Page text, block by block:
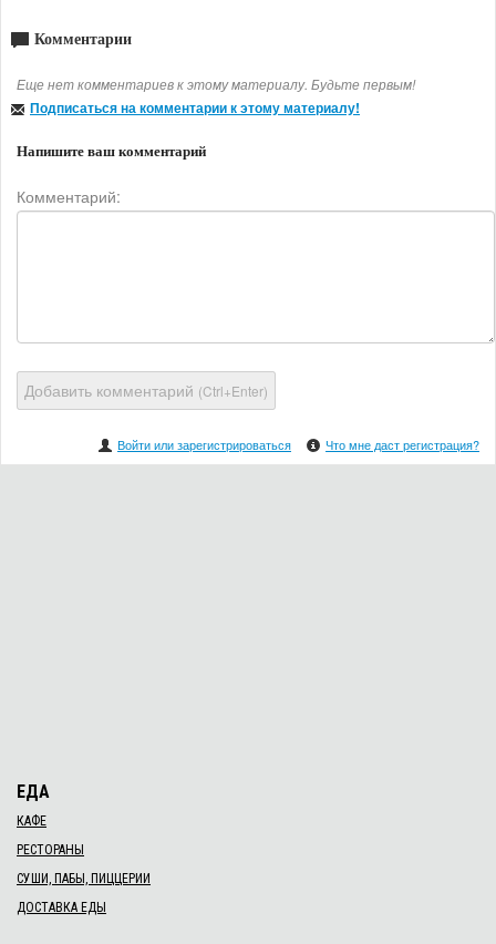
Комментарии
Еще нет комментариев к этому материалу. Будьте первым!
Подписаться на комментарии к этому материалу!
Напишите ваш комментарий
Комментарий:
Добавить комментарий (Ctrl+Enter)
Войти или зарегистрироваться Что мне даст регистрация?
ЕДА
КАФЕ
РЕСТОРАНЫ
СУШИ, ПАБЫ, ПИЦЦЕРИИ
ДОСТАВКА ЕДЫ